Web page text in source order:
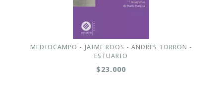
MEDIOCAMPO - JAIME ROOS - ANDRES TORRON -
ESTUARIO
$23.000